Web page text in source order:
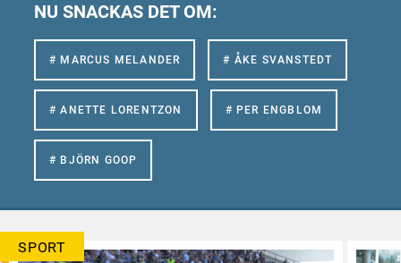
NU SNACKAS DET OM:
# MARCUS MELANDER # ÅKE SVANSTEDT
# ANETTE LORENTZON # PER ENGBLOM
# BJÖRN GOOP
SPORT